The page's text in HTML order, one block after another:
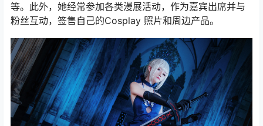
等。此外，她经常参加各类漫展活动，作为嘉宾出席并与
粉丝互动，签售自己的Cosplay 照片和周边产品。